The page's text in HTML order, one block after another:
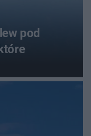
pod